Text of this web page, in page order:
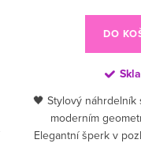
DO
🖤 Stylový
moderním
Elegantní šperk v